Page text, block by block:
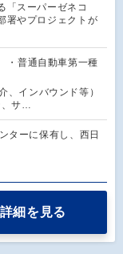
「スーパーゼネコ
署やプロジェクトが
・普通自動車第一種
、インバウンド等）
サ…
ターに保有し、西日
詳細を見る